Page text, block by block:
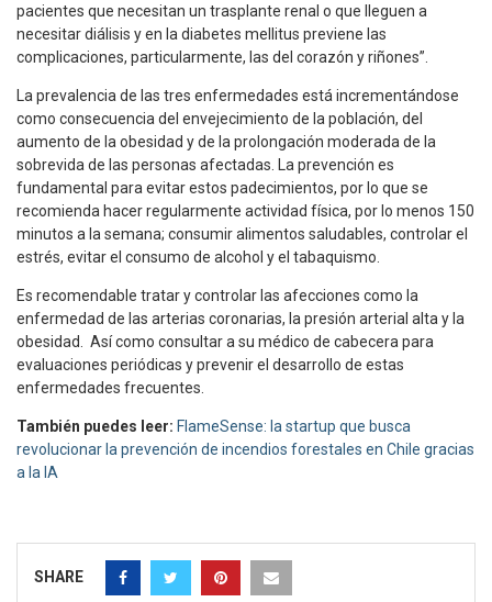
pacientes que necesitan un trasplante renal o que lleguen a
necesitar diálisis y en la diabetes mellitus previene las
complicaciones, particularmente, las del corazón y riñones”.
La prevalencia de las tres enfermedades está incrementándose
como consecuencia del envejecimiento de la población, del
aumento de la obesidad y de la prolongación moderada de la
sobrevida de las personas afectadas. La prevención es
fundamental para evitar estos padecimientos, por lo que se
recomienda hacer regularmente actividad física, por lo menos 150
minutos a la semana; consumir alimentos saludables, controlar el
estrés, evitar el consumo de alcohol y el tabaquismo.
Es recomendable tratar y controlar las afecciones como la
enfermedad de las arterias coronarias, la presión arterial alta y la
obesidad. Así como consultar a su médico de cabecera para
evaluaciones periódicas y prevenir el desarrollo de estas
enfermedades frecuentes.
También puedes leer: FlameSense: la startup que busca
revolucionar la prevención de incendios forestales en Chile gracias
a la IA
SHARE